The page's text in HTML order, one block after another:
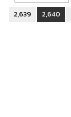
2,639
2,640